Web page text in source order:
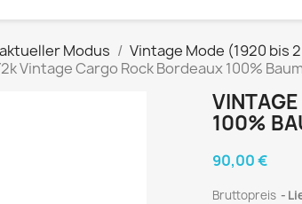
Modus Vintage Mode (1920 bis
Vintage Cargo Rock Bordeaux 100%
100%
90,00 €
Bruttopreis